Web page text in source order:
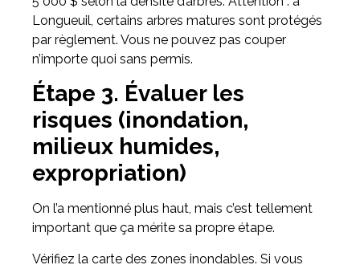
Longueuil, certains arbres matures sont protégés
par règlement. Vous ne pouvez pas couper
n’importe quoi sans permis.
Étape 3. Évaluer les
risques (inondation,
milieux humides,
expropriation)
On l’a mentionné plus haut, mais c’est tellement
important que ça mérite sa propre étape.
Vérifiez la carte des zones inondables. Si vous